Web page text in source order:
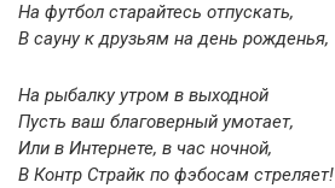
На футбол старайтесь отпускать,
В сауну к друзьям на день рожденья,
На рыбалку утром в выходной
Пусть ваш благоверный умотает,
Или в Интернете, в час ночной,
В Контр Страйк по фэбосам стреляет!